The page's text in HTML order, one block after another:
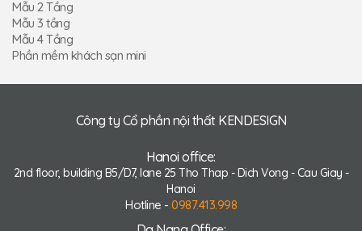
Mẫu 2 Tầng
Mẫu 3 tầng
Mẫu 4 Tầng
Phần mềm khách sạn mini
Công ty Cổ phần nội thất KENDESIGN
Hanoi office:
2nd floor, building B5/D7, lane 25 Tho Thap - Dich Vong - Cau Giay -
Hanoi
Hotline - 0987.413.998